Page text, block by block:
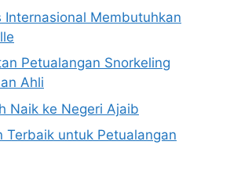
Internasional Membutuhkan
Petualangan Snorkeling
Ahli
Naik ke Negeri Ajaib
Terbaik untuk Petualangan